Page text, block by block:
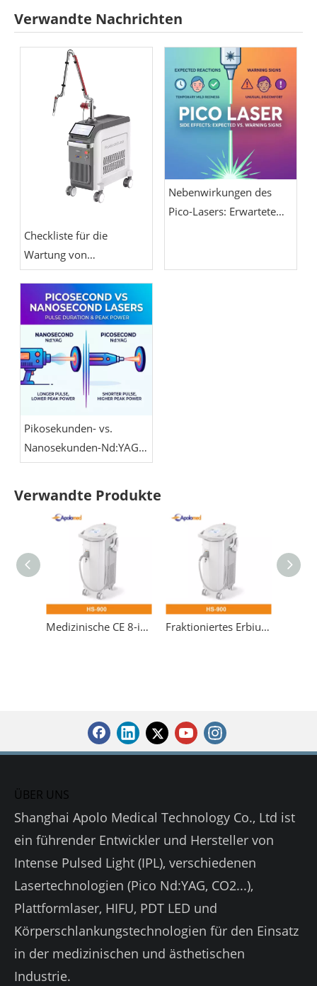
Verwandte Nachrichten
Checkliste für die
Wartung von
Pikosekundenlasern:
Kühlung,
Energiekalibrierung,
Optik und
Handstückpflege
Nebenwirkungen des
Pico-Lasers: Erwartete
Pikosekunden- vs.
Nanosekunden-Nd:YAG-
Laser
Verwandte Produkte
Medizinische CE 8-in-1-Yag-Laser 2940 nm 1540 Erbium-Laser-Tätowierungsentfernungsausrüstung Fraktioniertes Erbium-Mehrplattform-Hautlasersystem zur Tattooentfernung
ÜBER UNS
Shanghai Apolo Medical Technology Co., Ltd ist
ein führender Entwickler und Hersteller von
Intense Pulsed Light (IPL), verschiedenen
Lasertechnologien (Pico Nd:YAG, CO2...),
Plattformlaser, HIFU, PDT LED und
Körperschlankungstechnologien für den Einsatz
in der medizinischen und ästhetischen
Industrie.